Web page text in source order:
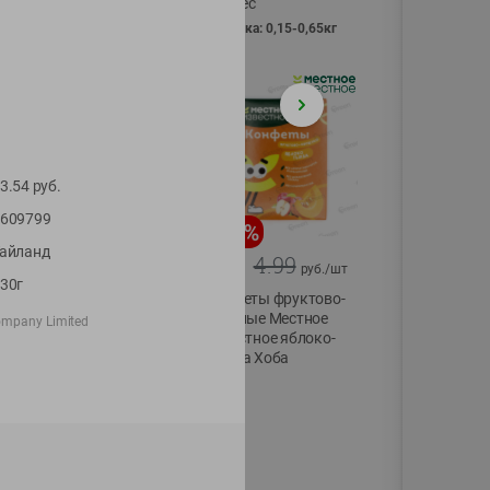
фасовка: 0,15-0,65кг
-13
5.99
копченые
%
4.99 руб./шт
Конфеты фруктово-
ягодные Местное
известное яблоко-
тыква Хоба
руб.
Limited